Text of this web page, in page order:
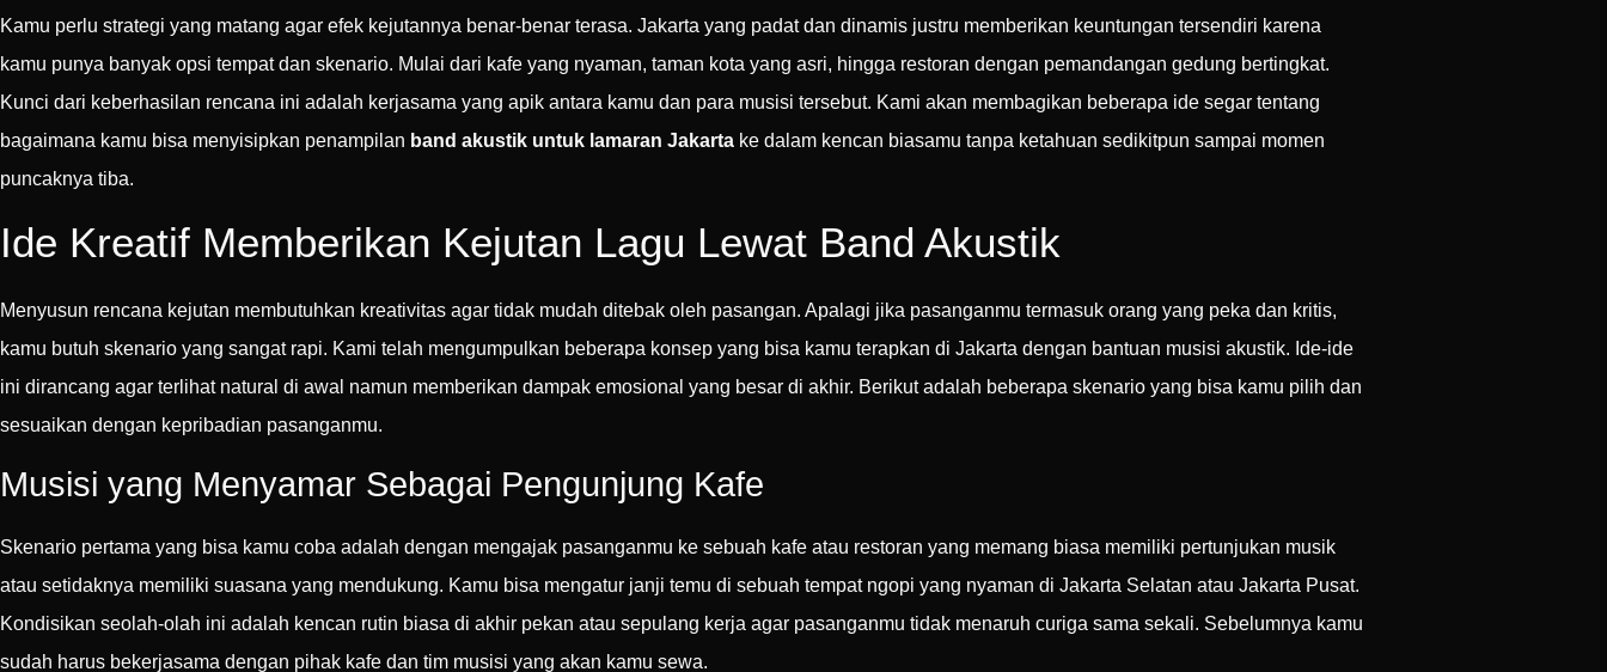
Kamu perlu strategi yang matang agar efek kejutannya benar-benar terasa. Jakarta yang padat dan dinamis justru memberikan keuntungan tersendiri karena
kamu punya banyak opsi tempat dan skenario. Mulai dari kafe yang nyaman, taman kota yang asri, hingga restoran dengan pemandangan gedung bertingkat.
Kunci dari keberhasilan rencana ini adalah kerjasama yang apik antara kamu dan para musisi tersebut. Kami akan membagikan beberapa ide segar tentang
bagaimana kamu bisa menyisipkan penampilan band akustik untuk lamaran Jakarta ke dalam kencan biasamu tanpa ketahuan sedikitpun sampai momen
puncaknya tiba.
Ide Kreatif Memberikan Kejutan Lagu Lewat Band Akustik
Menyusun rencana kejutan membutuhkan kreativitas agar tidak mudah ditebak oleh pasangan. Apalagi jika pasanganmu termasuk orang yang peka dan kritis,
kamu butuh skenario yang sangat rapi. Kami telah mengumpulkan beberapa konsep yang bisa kamu terapkan di Jakarta dengan bantuan musisi akustik. Ide-ide
ini dirancang agar terlihat natural di awal namun memberikan dampak emosional yang besar di akhir. Berikut adalah beberapa skenario yang bisa kamu pilih dan
sesuaikan dengan kepribadian pasanganmu.
Musisi yang Menyamar Sebagai Pengunjung Kafe
Skenario pertama yang bisa kamu coba adalah dengan mengajak pasanganmu ke sebuah kafe atau restoran yang memang biasa memiliki pertunjukan musik
atau setidaknya memiliki suasana yang mendukung. Kamu bisa mengatur janji temu di sebuah tempat ngopi yang nyaman di Jakarta Selatan atau Jakarta Pusat.
Kondisikan seolah-olah ini adalah kencan rutin biasa di akhir pekan atau sepulang kerja agar pasanganmu tidak menaruh curiga sama sekali. Sebelumnya kamu
sudah harus bekerjasama dengan pihak kafe dan tim musisi yang akan kamu sewa.